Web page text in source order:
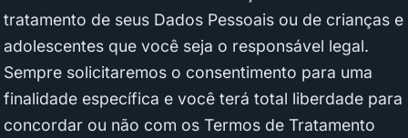
tratamento de seus Dados Pessoais ou de crianças e
adolescentes que você seja o responsável legal.
Sempre solicitaremos o consentimento para uma
finalidade específica e você terá total liberdade para
concordar ou não com os Termos de Tratamento